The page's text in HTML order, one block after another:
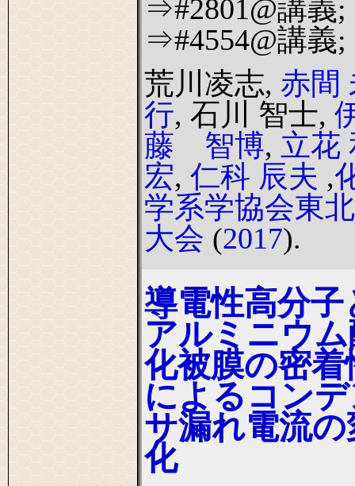
⇒#2801@講義;
⇒#4554@講義;
荒川凌志, 赤間
行, 石川 智士,
藤 智博, 立花
宏, 仁科 辰夫 ,
学系学協会東北
大会 (2017).
導電性高分子
アルミニウ
化被膜の密着
によるコン
サ漏れ電流の
化